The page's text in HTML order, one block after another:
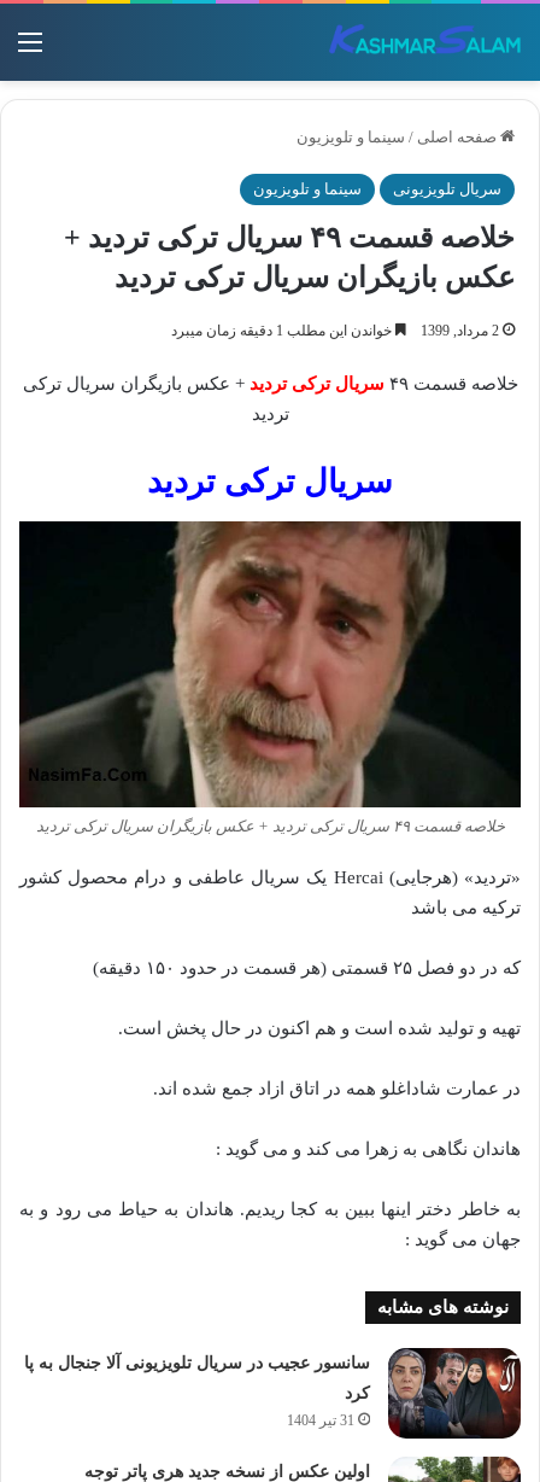
صفحه اصلی / سینما و تلویزیون
سریال تلویزیونی سینما و تلویزیون
خلاصه قسمت ۴۹ سریال ترکی تردید +
عکس بازیگران سریال ترکی تردید
2 مرداد, 1399 خواندن این مطلب 1 دقیقه زمان میبرد
خلاصه قسمت ۴۹ سریال ترکی تردید + عکس بازیگران سریال ترکی
تردید
سریال ترکی تردید
خلاصه قسمت ۴۹ سریال ترکی تردید + عکس بازیگران سریال ترکی تردید
«تردید» (هرجایی) Hercai یک سریال عاطفی و درام محصول کشور
ترکیه‌ می باشد
که در دو فصل ۲۵ قسمتی (هر قسمت در حدود ۱۵۰ دقیقه)
تهیه و تولید شده است و هم اکنون در حال پخش است.
در عمارت شاداغلو همه در اتاق ازاد جمع شده اند.
هاندان نگاهی به زهرا می کند و می گوید :
به خاطر دختر اینها ببین به کجا ریدیم. هاندان به حیاط می رود و به
جهان می گوید :
نوشته های مشابه
سانسور عجیب در سریال تلویزیونی آلا جنجال به پا
کرد
31 تیر 1404
اولین عکس از نسخه جدید هری پاتر توجه